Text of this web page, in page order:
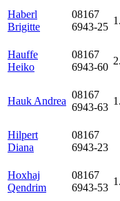
Haberl
Brigitte
08167
6943-25
Hauffe
Heiko
08167
6943-60
Hauk Andrea
08167
6943-63
Hilpert
Diana
08167
6943-23
Hoxhaj
Qendrim
08167
6943-53